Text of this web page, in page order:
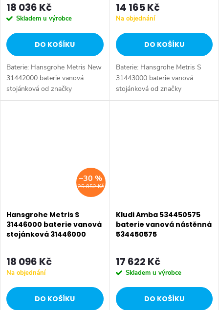
18 036 Kč
Skladem u výrobce
DO KOŠÍKU
Baterie: Hansgrohe Metris New
31442000 baterie vanová
stojánková od značky
Hansgrohe. Série: Metris New.
14 165 Kč
Na objednání
DO KOŠÍKU
Baterie: Hansgrohe Metris S
31443000 baterie vanová
stojánková od značky
Hansgrohe. Série: Metris S. Typ
25 852 Kč
–30 %
Hansgrohe Metris S
31446000 baterie vanová
stojánková 31446000
18 096 Kč
Na objednání
DO KOŠÍKU
Kludi Amba 534450575
baterie vanová nástěnná
534450575
17 622 Kč
Skladem u výrobce
DO KOŠÍKU